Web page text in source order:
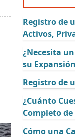
Registro de
Activos,
¿Necesita
su
Registro de
¿Cuánto
Completo de
Cómo una